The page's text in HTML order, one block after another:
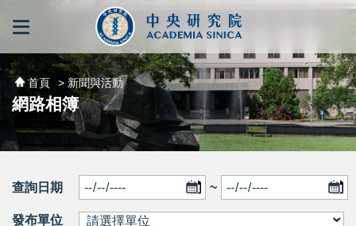
跳到主要內容區塊
首頁 > 新聞與活動
網路相簿
查詢日期 ~
發布單位